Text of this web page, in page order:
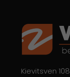
Kievitsven 108